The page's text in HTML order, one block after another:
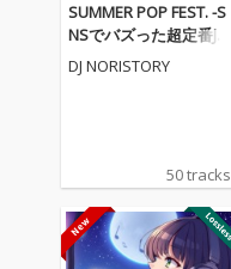
SUMMER POP FEST. -S
NSでバズった超定番J-P
OP&人気アニソンメド
レー- (DJ MIX)
DJ NORISTORY
50 tracks